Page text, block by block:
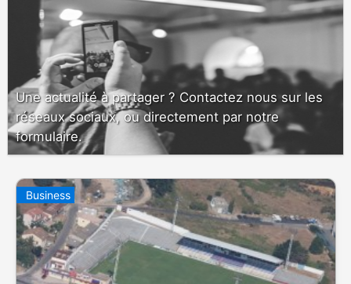
Une actualité à partager ? Contactez nous sur les
réseaux sociaux, ou directement par notre
formulaire.
Business